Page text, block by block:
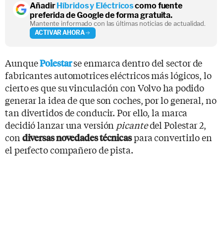
AñadirHíbridos y Eléctricoscomo fuente
preferida de Google de forma gratuita.
Mantente informado con las últimas noticias de actualidad.
ACTIVAR AHORA
AunquePolestarse enmarca dentro del sector de
fabricantes automotrices eléctricos más lógicos, lo
cierto es que su vinculación con Volvo ha podido
generar la idea de que son coches, por lo general, no
tan divertidos de conducir. Por ello, la marca
decidió lanzar una versión picantedel Polestar 2,
con diversas novedades técnicaspara convertirlo en
el perfecto compañero de pista.